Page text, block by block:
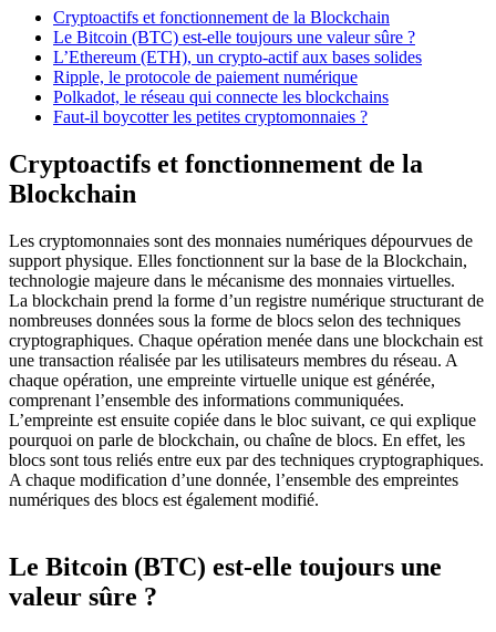
Cryptoactifs et fonctionnement de la Blockchain
Le Bitcoin (BTC) est-elle toujours une valeur sûre ?
L’Ethereum (ETH), un crypto-actif aux bases solides
Ripple, le protocole de paiement numérique
Polkadot, le réseau qui connecte les blockchains
Faut-il boycotter les petites cryptomonnaies ?
Cryptoactifs et fonctionnement de la
Blockchain
Les cryptomonnaies sont des monnaies numériques dépourvues de
support physique. Elles fonctionnent sur la base de la Blockchain,
technologie majeure dans le mécanisme des monnaies virtuelles.
La blockchain prend la forme d’un registre numérique structurant de
nombreuses données sous la forme de blocs selon des techniques
cryptographiques. Chaque opération menée dans une blockchain est
une transaction réalisée par les utilisateurs membres du réseau. A
chaque opération, une empreinte virtuelle unique est générée,
comprenant l’ensemble des informations communiquées.
L’empreinte est ensuite copiée dans le bloc suivant, ce qui explique
pourquoi on parle de blockchain, ou chaîne de blocs. En effet, les
blocs sont tous reliés entre eux par des techniques cryptographiques.
A chaque modification d’une donnée, l’ensemble des empreintes
numériques des blocs est également modifié.
Le Bitcoin (BTC) est-elle toujours une
valeur sûre ?